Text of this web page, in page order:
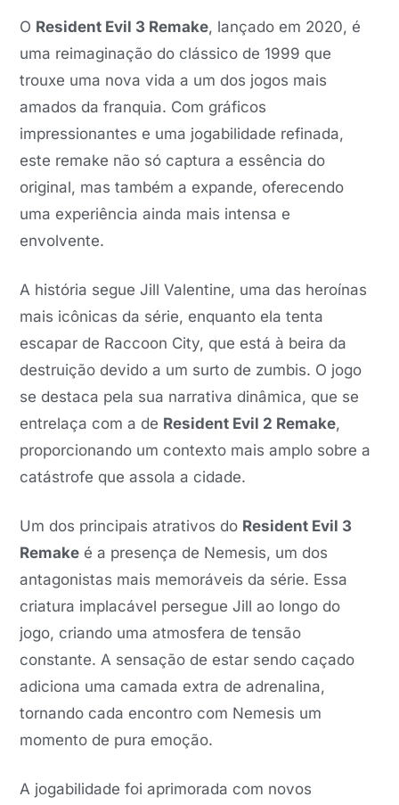
O Resident Evil 3 Remake, lançado em 2020, é
uma reimaginação do clássico de 1999 que
trouxe uma nova vida a um dos jogos mais
amados da franquia. Com gráficos
impressionantes e uma jogabilidade refinada,
este remake não só captura a essência do
original, mas também a expande, oferecendo
uma experiência ainda mais intensa e
envolvente.
A história segue Jill Valentine, uma das heroínas
mais icônicas da série, enquanto ela tenta
escapar de Raccoon City, que está à beira da
destruição devido a um surto de zumbis. O jogo
se destaca pela sua narrativa dinâmica, que se
entrelaça com a de Resident Evil 2 Remake,
proporcionando um contexto mais amplo sobre a
catástrofe que assola a cidade.
Um dos principais atrativos do Resident Evil 3
Remake é a presença de Nemesis, um dos
antagonistas mais memoráveis da série. Essa
criatura implacável persegue Jill ao longo do
jogo, criando uma atmosfera de tensão
constante. A sensação de estar sendo caçado
adiciona uma camada extra de adrenalina,
tornando cada encontro com Nemesis um
momento de pura emoção.
A jogabilidade foi aprimorada com novos